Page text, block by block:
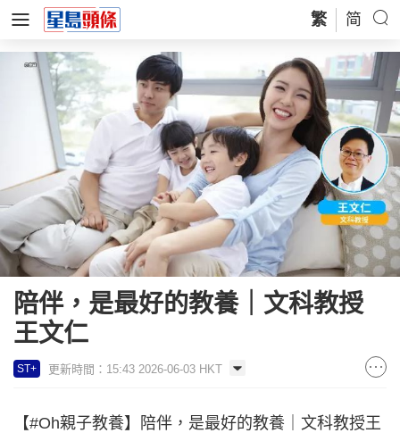
繁 简
陪伴，是最好的教養｜文科教授
王文仁
ST+ 更新時間：15:43 2026-06-03 HKT
【#Oh親子教養】陪伴，是最好的教養｜文科教授王